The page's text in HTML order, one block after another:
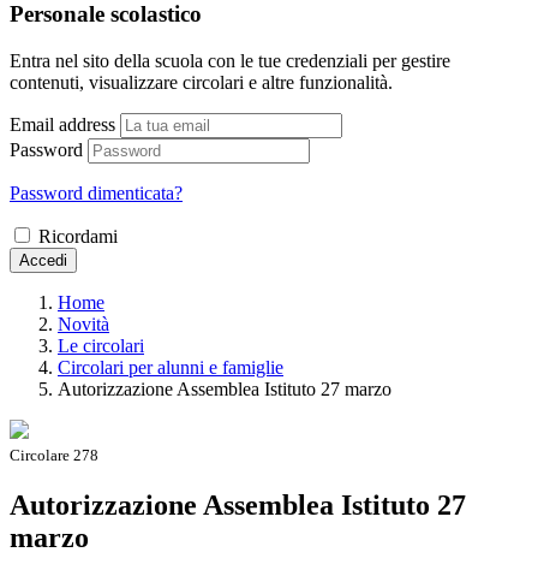
Personale scolastico
Entra nel sito della scuola con le tue credenziali per gestire
contenuti, visualizzare circolari e altre funzionalità.
Email address
Password
Password dimenticata?
Ricordami
Accedi
Home
Novità
Le circolari
Circolari per alunni e famiglie
Autorizzazione Assemblea Istituto 27 marzo
Circolare 278
Autorizzazione Assemblea Istituto 27
marzo